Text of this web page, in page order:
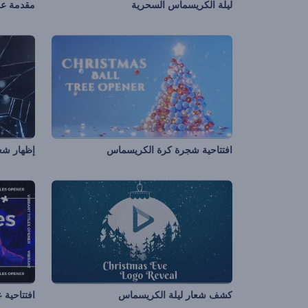
ليلة الكريسماس السحرية مقدمة
افتتاحية شجرة كرة الكريسماس إظهار
كشف شعار ليلة الكريسماس